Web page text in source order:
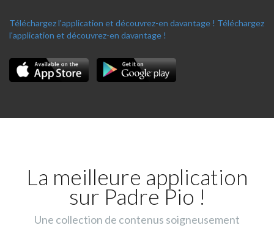
Téléchargez l'application et découvrez-en davantage ! Téléchargez
l'application et découvrez-en davantage !
La meilleure application
sur Padre Pio !
Une collection de contenus soigneusement